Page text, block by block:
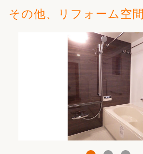
その他、リフォーム空間